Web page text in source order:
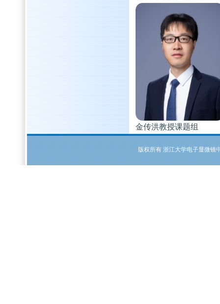
金传洪教授课题组
版权所有 浙江大学电子显微镜